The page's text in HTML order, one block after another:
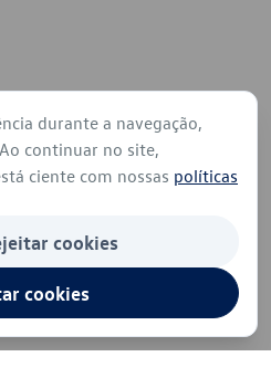
durante a navegação,
continuar no site,
ciente com nossas políticas
cookies
cookies